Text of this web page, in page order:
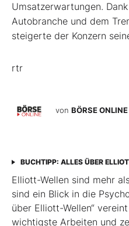
Umsatzerwartungen.
Autobranche und dem
steigerte der Konzern
rtr
von BÖRSE
BUCHTIPP: ALLES ÜBER
Elliott-Wellen sind mehr
sind ein Blick in die
über Elliott-Wellen“
wichtigste Arbeiten und